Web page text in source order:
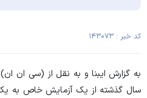
کد خبر : ۱۴۳۰۷۳
به گزارش ایبناو به نقل از (سی ان
سال گذشته از یک آزمایش خاص به